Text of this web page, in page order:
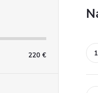
220 €